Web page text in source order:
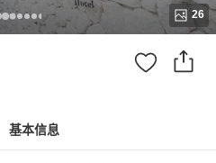
26
基本信息